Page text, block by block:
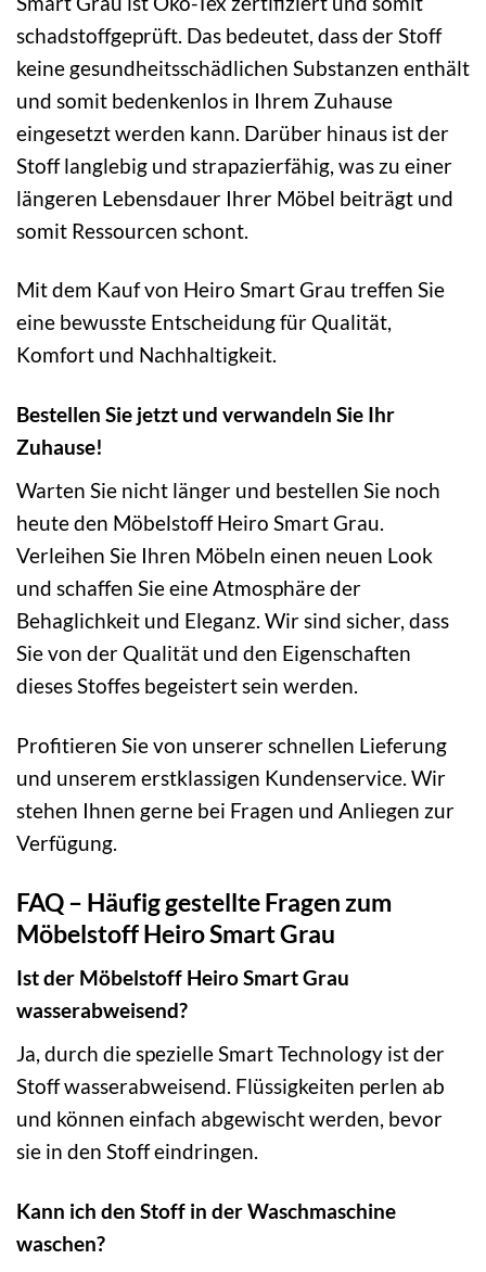
schadstoffgeprüft. Das bedeutet, dass der Stoff
keine gesundheitsschädlichen Substanzen enthält
und somit bedenkenlos in Ihrem Zuhause
eingesetzt werden kann. Darüber hinaus ist der
Stoff langlebig und strapazierfähig, was zu einer
längeren Lebensdauer Ihrer Möbel beiträgt und
somit Ressourcen schont.
Mit dem Kauf von Heiro Smart Grau treffen Sie
eine bewusste Entscheidung für Qualität,
Komfort und Nachhaltigkeit.
Bestellen Sie jetzt und verwandeln Sie Ihr
Zuhause!
Warten Sie nicht länger und bestellen Sie noch
heute den Möbelstoff Heiro Smart Grau.
Verleihen Sie Ihren Möbeln einen neuen Look
und schaffen Sie eine Atmosphäre der
Behaglichkeit und Eleganz. Wir sind sicher, dass
Sie von der Qualität und den Eigenschaften
dieses Stoffes begeistert sein werden.
Profitieren Sie von unserer schnellen Lieferung
und unserem erstklassigen Kundenservice. Wir
stehen Ihnen gerne bei Fragen und Anliegen zur
Verfügung.
FAQ – Häufig gestellte Fragen zum
Möbelstoff Heiro Smart Grau
Ist der Möbelstoff Heiro Smart Grau
wasserabweisend?
Ja, durch die spezielle Smart Technology ist der
Stoff wasserabweisend. Flüssigkeiten perlen ab
und können einfach abgewischt werden, bevor
sie in den Stoff eindringen.
Kann ich den Stoff in der Waschmaschine
waschen?